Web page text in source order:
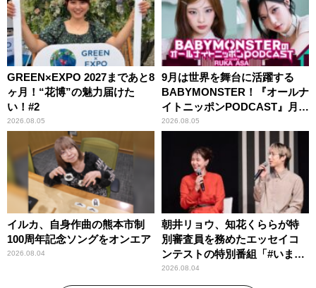
GREEN×EXPO 2027まであと8
ヶ月！“花博”の魅力届けた
い！#2
2026.08.05
9月は世界を舞台に活躍する
BABYMONSTER！『オールナ
イトニッポンPODCAST』月替
わりパーソナリティ
2026.08.05
イルカ、自身作曲の熊本市制
100周年記念ソングをオンエア
2026.08.04
朝井リョウ、知花くららが特
別審査員を務めたエッセイコ
ンテストの特別番組「#いまあ
なたに伝えたいこと」
2026.08.04